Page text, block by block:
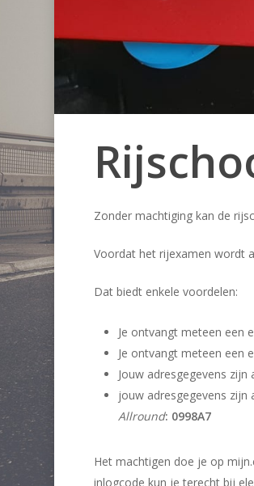
Zonder machtiging kan de
Voordat het rijexamen wordt
Dat biedt enkele voordelen:
Je ontvangt meteen een
Je ontvangt meteen een
Jouw adresgegevens
jouw adresgegevens zijn
Allround: 0998A7
Het machtigen doe je op
inlogcode kun je terecht bij